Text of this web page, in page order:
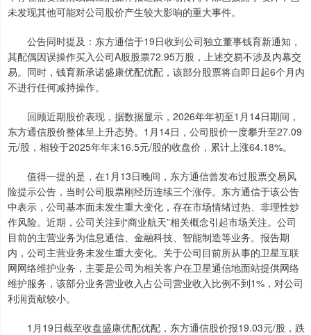
未发现其他可能对公司股价产生较大影响的重大事件。
公告同时提及：东方通信于19日收到公司独立董事钱育新通知，
其配偶因误操作买入公司A股股票72.95万股，上述交易不涉及内幕交
易。同时，钱育新承诺盛康优配优配，该部分股票将自即日起6个月内
不进行任何减持操作。
回顾近期股价表现，据数据显示，2026年年初至1月14日期间，
东方通信股价整体呈上升态势。1月14日，公司股价一度攀升至27.09
元/股，相较于2025年年末16.5元/股的收盘价，累计上涨64.18%。
值得一提的是，在1月13日晚间，东方通信曾发布过股票交易风
险提示公告，当时公司股票刚经历连续三个涨停。东方通信于该公告
中表示，公司基本面未发生重大变化，存在市场情绪过热、非理性炒
作风险。近期，公司关注到“商业航天”相关概念引起市场关注。公司
目前的主营业务为信息通信、金融科技、智能制造等业务。报告期
内，公司主营业务未发生重大变化。关于公司目前所从事的卫星互联
网网络维护业务，主要是公司为相关客户在卫星通信地面站提供网络
维护服务，该部分业务营业收入占公司营业收入比例不到1%，对公司
利润贡献较小。
1月19日截至收盘盛康优配优配，东方通信股价报19.03元/股，跌